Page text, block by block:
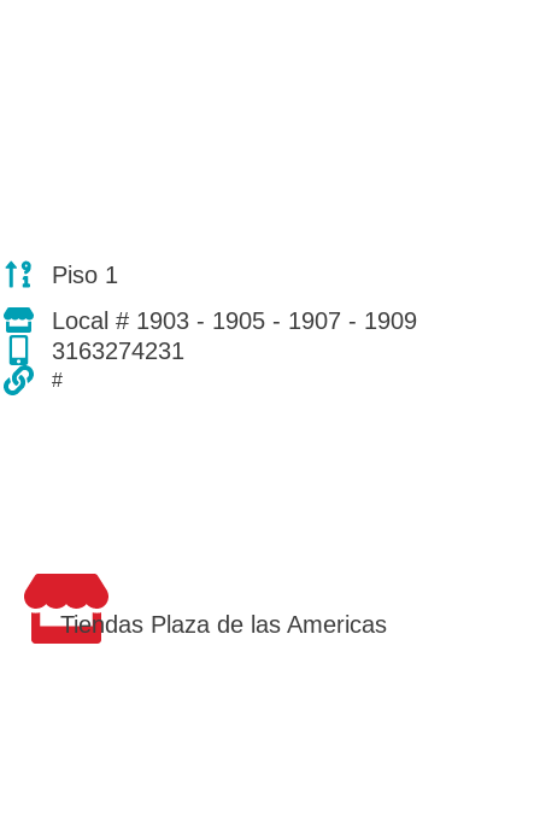
Piso 1
Local # 1903 - 1905 - 1907 - 1909
3163274231
#
Tiendas Plaza de las Americas